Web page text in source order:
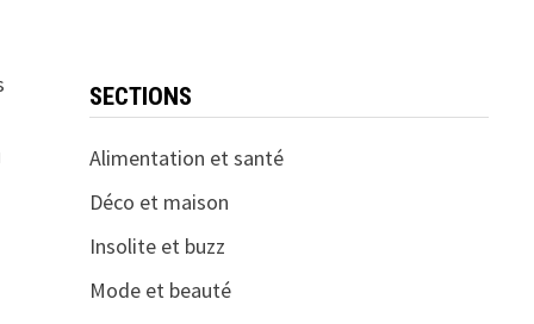
SECTIONS
Alimentation et santé
Déco et maison
Insolite et buzz
Mode et beauté